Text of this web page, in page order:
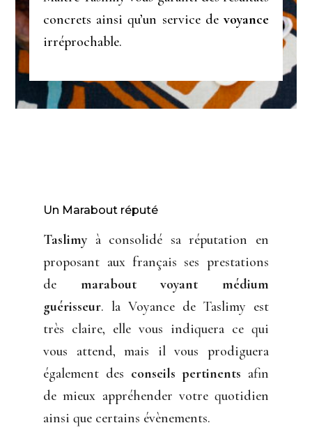
concrets ainsi qu’un service de voyance
irréprochable.
Un Marabout réputé
Taslimyà consolidé sa réputation en
proposant aux français ses prestations
de marabout voyant médium
guérisseur. la Voyance de Taslimy est
très claire, elle vous indiquera ce qui
vous attend, mais il vous prodiguera
également des conseils pertinents afin
de mieux appréhender votre quotidien
ainsi que certains évènements.